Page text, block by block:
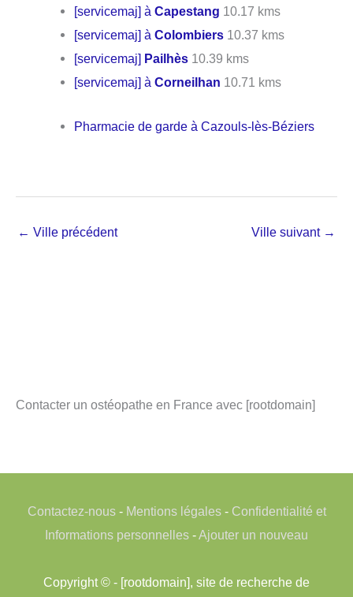
[servicemaj] àCapestang 10.17 kms
[servicemaj] àColombiers 10.37 kms
[servicemaj] Pailhès 10.39 kms
[servicemaj] àCorneilhan 10.71 kms
Pharmacie de garde à Cazouls-lès-Béziers
← Ville précédent Ville suivant →
Contacter un ostéopathe en France avec [rootdomain]
Contactez-nous- Mentions légales- Confidentialité et
Informations personnelles -Ajouter un nouveau
Copyright © - [rootdomain], site de recherche de